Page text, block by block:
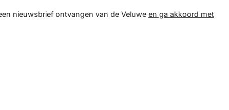
nieuwsbrief ontvangen van de Veluwe en ga akkoord met